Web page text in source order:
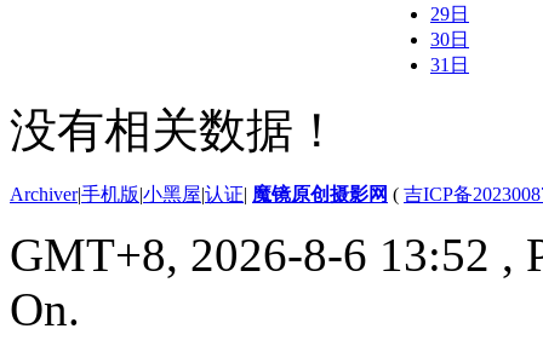
29日
30日
31日
没有相关数据！
Archiver|手机版|小黑屋|认证| 魔镜原创摄影网 ( 吉ICP备
GMT+8, 2026-8-6 13:52 ,
On.